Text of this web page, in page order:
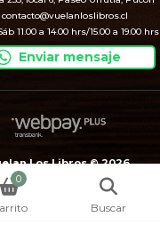
11.00 a 14.00 hrs/15.00 a 19.00 hrs
Enviar mensaje
Los Libros © 2026
Creado por
Bsale
0
Buscar